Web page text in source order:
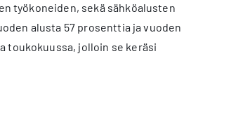
työkoneiden, sekä sähköalusten
alusta 57 prosenttia ja vuoden
toukokuussa, jolloin se keräsi